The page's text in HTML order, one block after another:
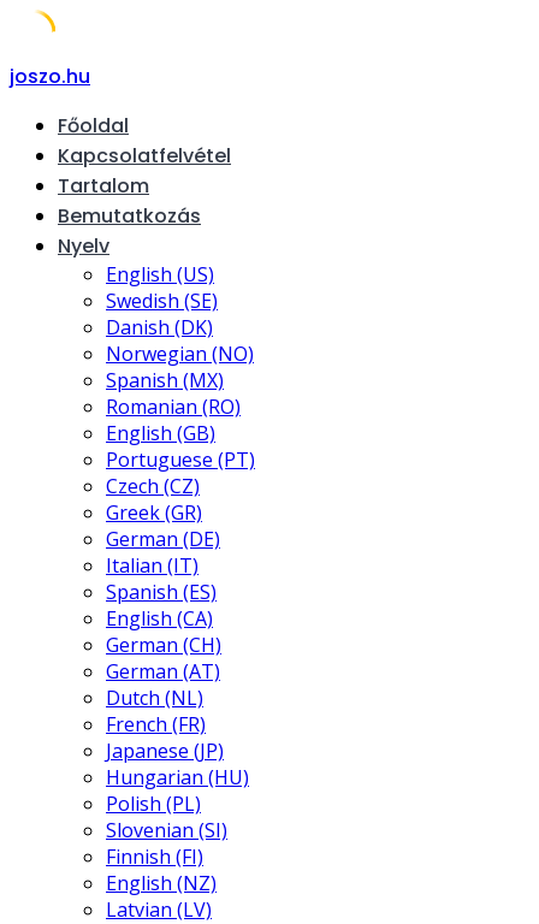
Skip
content
joszo.hu
Főoldal
Kapcsolatfelvétel
Tartalom
Bemutatkozás
Nyelv
English (US)
Swedish (SE)
Danish (DK)
Norwegian (NO)
Spanish (MX)
Romanian (RO)
English (GB)
Portuguese (PT)
Czech (CZ)
Greek (GR)
German (DE)
Italian (IT)
Spanish (ES)
English (CA)
German (CH)
German (AT)
Dutch (NL)
French (FR)
Japanese (JP)
Hungarian (HU)
Polish (PL)
Slovenian (SI)
Finnish (FI)
English (NZ)
Latvian (LV)